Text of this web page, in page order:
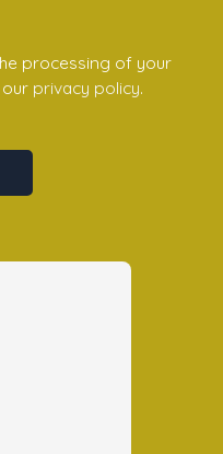
processing of your
privacy policy.